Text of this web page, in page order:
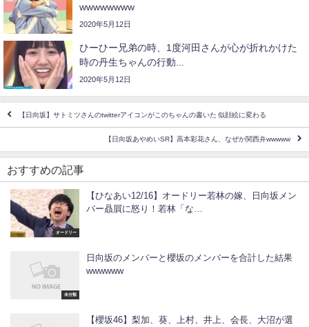
wwwwwwww
2020年5月12日
ひーひー兄弟の時、1度河田さんが心が折れかけた
時の丹生ちゃんの行動...
2020年5月12日
【日向坂】サトミツさんのtwitterアイコンがこのちゃんの書いた 似顔絵に変わる
【日向坂あやめいSR】高本彩花さん、なぜか関西弁wwwww
おすすめの記事
オードリー
【ひなあい12/16】オードリー若林の嫁、日向坂メン
バー贔屓に怒り！若林「な…
未分類
日向坂のメンバーと櫻坂のメンバーを合計した結果
wwwwww
【櫻坂46】梨加、葵、上村、井上、会長、大沼が選